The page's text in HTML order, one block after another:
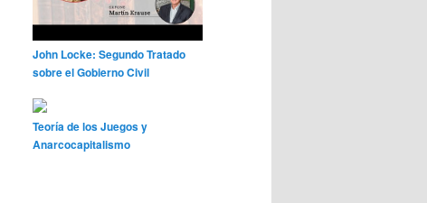
John Locke: Segundo Tratado
sobre el Gobierno Civil
Teoría de los Juegos y
Anarcocapitalismo